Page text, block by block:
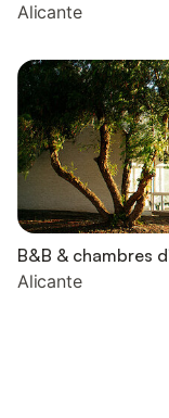
Alicante
B&B & chambres
Alicante